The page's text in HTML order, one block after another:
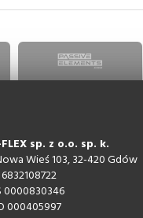
sp. z o.o. sp. k.
Wieś 103, 32-420 Gdów
0000830346
000405997